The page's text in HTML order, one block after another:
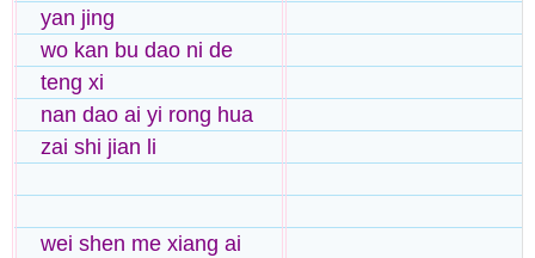
yan jing
wo kan bu dao ni de
teng xi
nan dao ai yi rong hua
zai shi jian li
wei shen me xiang ai